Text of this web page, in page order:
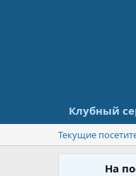
Клубный
Текущие
На